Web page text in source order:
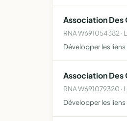
Association Des
RNA W691054382 ·
Développer les
Association Des
RNA W691079320 ·
Développer les